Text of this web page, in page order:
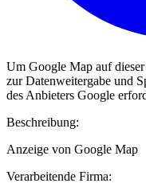
Um Google Map auf
zur Datenweitergabe und
des Anbieters Google
Beschreibung:
Anzeige von Google Map
Verarbeitende Firma: